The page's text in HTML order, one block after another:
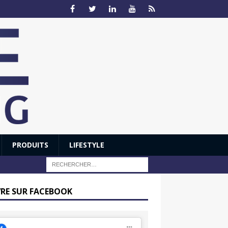
PRODUITS LIFESTYLE
SUR FACEBOOK